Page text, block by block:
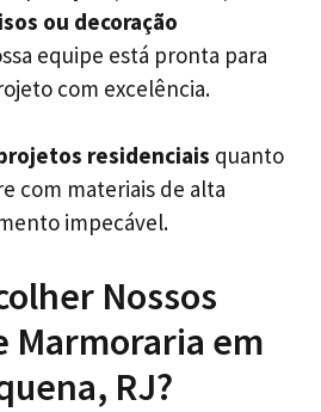
ou decoração
equipe está pronta para
com excelência.
residenciais quanto
com materiais de alta
impecável.
Nossos
Marmoraria em
RJ?